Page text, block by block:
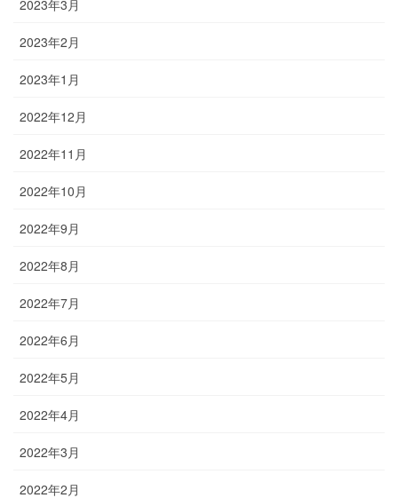
2023年3月
2023年2月
2023年1月
2022年12月
2022年11月
2022年10月
2022年9月
2022年8月
2022年7月
2022年6月
2022年5月
2022年4月
2022年3月
2022年2月